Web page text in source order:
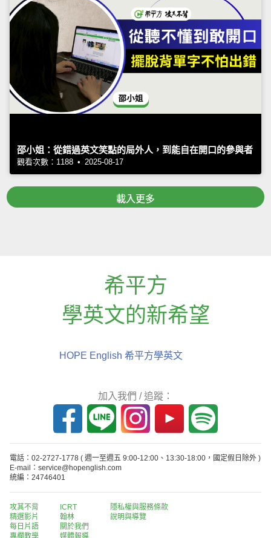
邵小姐：從錯過英文笑點的局外人，到能自在開口的參與者
觀看次數：1188 • 2025-08-17
載入更多
希平方
學英文的新希望
HOPE English 希平方學英文
加入我們 / 追蹤：
電話：02-2727-1778 ( 週一至週五 9:00-12:00、13:30-18:00，國定假日除外 )
E-mail：service@hopenglish.com
統編：24746401
攻其不背
精選影片
每日片語
專欄教學
ICRT
翰林
關於我們
媒體報導
隱私權與服務條款
說明與導覽